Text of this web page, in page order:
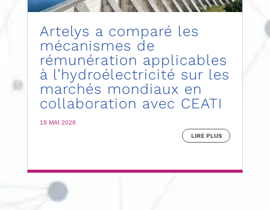
Artelys a comparé les
mécanismes de
rémunération applicables
à l’hydroélectricité sur les
marchés mondiaux en
collaboration avec CEATI
19 MAI 2026
LIRE PLUS